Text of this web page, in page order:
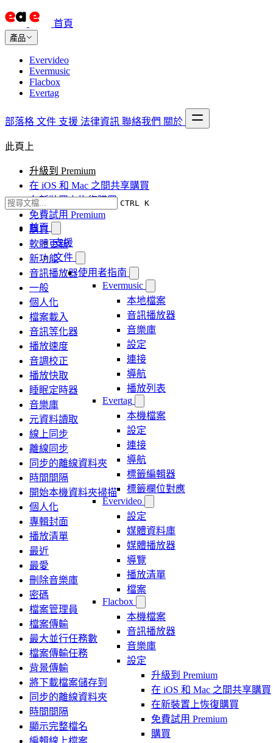
首頁
產品
Evervideo
Evermusic
Flacbox
Evertag
部落格 文件 支援 法律資訊 聯絡我們 關於
CTRL K
首頁
支援
文件
使用者指南
Evermusic
本地檔案
音訊播放器
音樂庫
設定
連接
導航
播放列表
Evertag
本機檔案
設定
連接
導航
標籤編輯器
標籤欄位對應
Evervideo
設定
媒體資料庫
媒體播放器
導覽
播放清單
檔案
Flacbox
本機檔案
音訊播放器
音樂庫
設定
升級到 Premium
在 iOS 和 Mac 之間共享購買
在新裝置上恢復購買
免費試用 Premium
購買
此頁上
升級到 Premium
在 iOS 和 Mac 之間共享購買
在新裝置上恢復購買
免費試用 Premium
購買
軟體更新
新功能
音訊播放器
一般
個人化
檔案載入
音訊等化器
播放速度
音調校正
播放快取
睡眠定時器
音樂庫
元資料讀取
線上同步
離線同步
同步的離線資料夾
時間間隔
開始本機資料夾掃描
個人化
專輯封面
播放清單
最近
最愛
刪除音樂庫
密碼
檔案管理員
檔案傳輸
最大並行任務數
檔案傳輸任務
背景傳輸
將下載檔案儲存到
同步的離線資料夾
時間間隔
顯示完整檔名
編輯線上檔案